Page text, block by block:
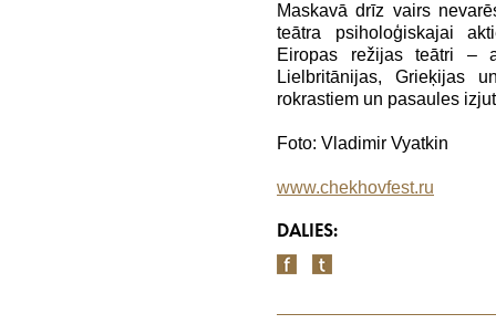
Maskavā drīz vairs
teātra psiholoģiskajai
Eiropas režijas teātri –
Lielbritānijas, Grieķijas
rokrastiem un pasaules
Foto: Vladimir Vyatkin
www.chekhovfest.ru
DALIES: